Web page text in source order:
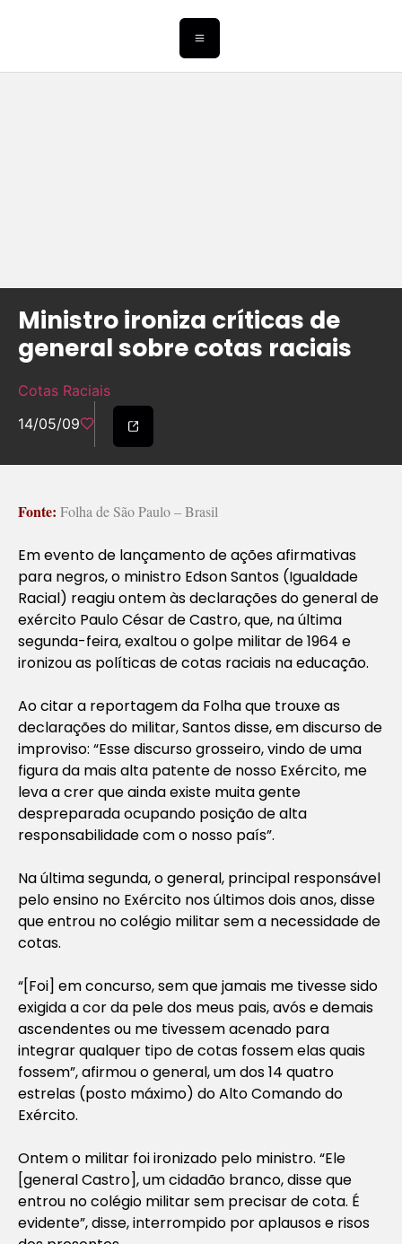
Ministro ironiza críticas de
general sobre cotas raciais
Cotas Raciais
14/05/09
Fonte: Folha de São Paulo – Brasil
Em evento de lançamento de ações afirmativas
para negros, o ministro Edson Santos (Igualdade
Racial) reagiu ontem às declarações do general de
exército Paulo César de Castro, que, na última
segunda-feira, exaltou o golpe militar de 1964 e
ironizou as políticas de cotas raciais na educação.
Ao citar a reportagem da Folha que trouxe as
declarações do militar, Santos disse, em discurso de
improviso: “Esse discurso grosseiro, vindo de uma
figura da mais alta patente de nosso Exército, me
leva a crer que ainda existe muita gente
despreparada ocupando posição de alta
responsabilidade com o nosso país”.
Na última segunda, o general, principal responsável
pelo ensino no Exército nos últimos dois anos, disse
que entrou no colégio militar sem a necessidade de
cotas.
“[Foi] em concurso, sem que jamais me tivesse sido
exigida a cor da pele dos meus pais, avós e demais
ascendentes ou me tivessem acenado para
integrar qualquer tipo de cotas fossem elas quais
fossem”, afirmou o general, um dos 14 quatro
estrelas (posto máximo) do Alto Comando do
Exército.
Ontem o militar foi ironizado pelo ministro. “Ele
[general Castro], um cidadão branco, disse que
entrou no colégio militar sem precisar de cota. É
evidente”, disse, interrompido por aplausos e risos